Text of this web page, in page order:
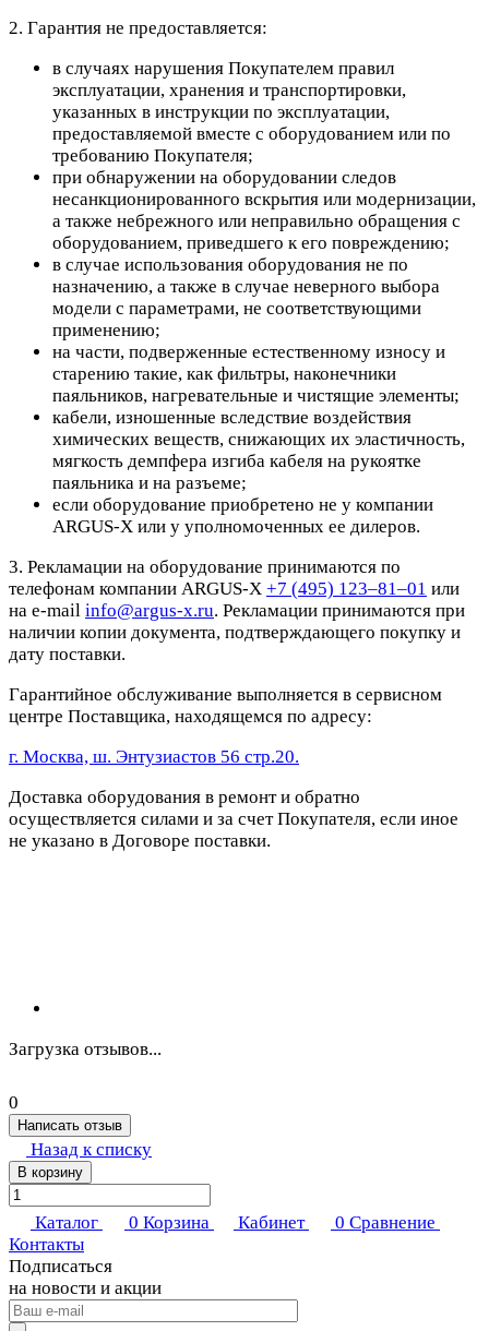
2. Гарантия не предоставляется:
в случаях нарушения Покупателем правил
эксплуатации, хранения и транспортировки,
указанных в инструкции по эксплуатации,
предоставляемой вместе с оборудованием или по
требованию Покупателя;
при обнаружении на оборудовании следов
несанкционированного вскрытия или модернизации,
а также небрежного или неправильно обращения с
оборудованием, приведшего к его повреждению;
в случае использования оборудования не по
назначению, а также в случае неверного выбора
модели с параметрами, не соответствующими
применению;
на части, подверженные естественному износу и
старению такие, как фильтры, наконечники
паяльников, нагревательные и чистящие элементы;
кабели, изношенные вследствие воздействия
химических веществ, снижающих их эластичность,
мягкость демпфера изгиба кабеля на рукоятке
паяльника и на разъеме;
если оборудование приобретено не у компании
ARGUS-X или у уполномоченных ее дилеров.
3. Рекламации на оборудование принимаются по
телефонам компании ARGUS-X +7 (495) 123–81–01 или
на e-mail info@argus-x.ru. Рекламации принимаются при
наличии копии документа, подтверждающего покупку и
дату поставки.
Гарантийное обслуживание выполняется в сервисном
центре Поставщика, находящемся по адресу:
г. Москва, ш. Энтузиастов 56 стр.20.
Доставка оборудования в ремонт и обратно
осуществляется силами и за счет Покупателя, если иное
не указано в Договоре поставки.
Загрузка отзывов...
0
Написать отзыв
Назад к списку
В корзину
Каталог 0 Корзина Кабинет 0 Сравнение
Контакты
Подписаться
на новости и акции